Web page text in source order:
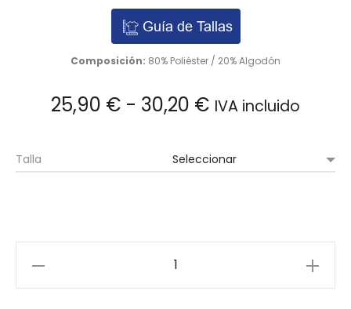
Guía de Tallas
Composición: 80% Poliéster / 20% Algodón
25,90 € - 30,20 € Rango
precios:
hasta
IVA incluido
Talla